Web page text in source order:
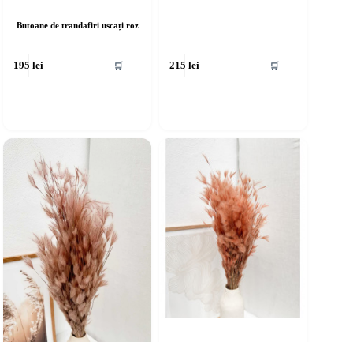
Butoane de trandafiri uscați roz
195lei 🛒 215lei 🛒